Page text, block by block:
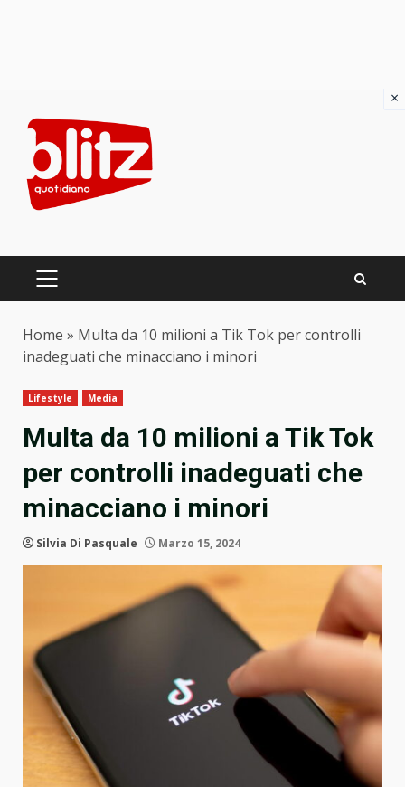
content
PRIMARY
Home » Multa da 10 milioni a Tik Tok per controlli
inadeguati che minacciano i minori
Lifestyle Media
Multa da 10 milioni a Tik Tok
per controlli inadeguati che
minacciano i minori
Silvia Di Pasquale Marzo 15, 2024
×